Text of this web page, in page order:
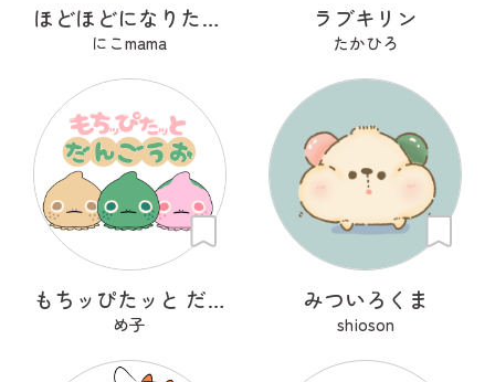
ほどほどになりたいもくもくちゃん。
にこmama
ラブキリン
たかひろ
もちッぴたッと だんごうお
め子
みついろくま
shioson